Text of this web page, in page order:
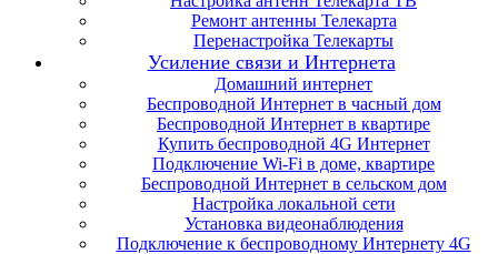
Ремонт антенны Телекарта
Перенастройка Телекарты
Усиление связи и Интернета
Домашний интернет
Беспроводной Интернет в часный дом
Беспроводной Интернет в квартире
Купить беспроводной 4G Интернет
Подключение Wi-Fi в доме, квартире
Беспроводной Интернет в сельском дом
Настройка локальной сети
Установка видеонаблюдения
Подключение к беспроводному Интернету 4G